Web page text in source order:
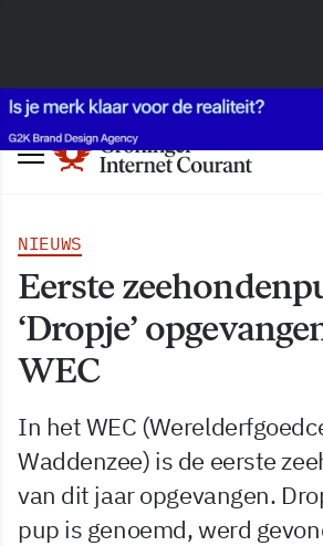
NIEUWS
Eerste
‘Dropje’
WEC
In het WEC
Waddenzee) is de eerste
van dit jaar opgevangen.
pup is genoemd, werd